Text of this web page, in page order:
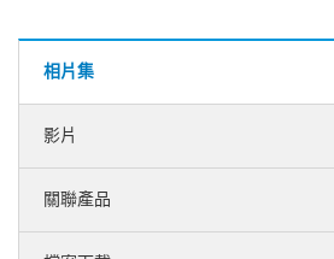
相片集
影片
關聯產品